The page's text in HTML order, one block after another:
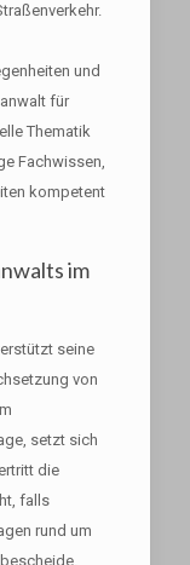
und
für
Thematik
Fachwissen,
kompetent
im
seine
von
setzt sich
die
falls
rund um